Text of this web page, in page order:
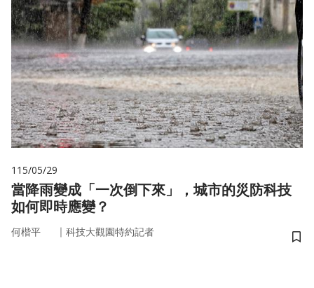
115/05/29
當降雨變成「一次倒下來」，城市的災防科技
如何即時應變？
何楷平 ｜ 科技大觀園特約記者
儲